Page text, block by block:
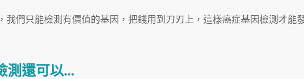
我們只能檢測有價值的基因，把錢用到刀刃上，這樣癌症基因檢測才能
測還可以...